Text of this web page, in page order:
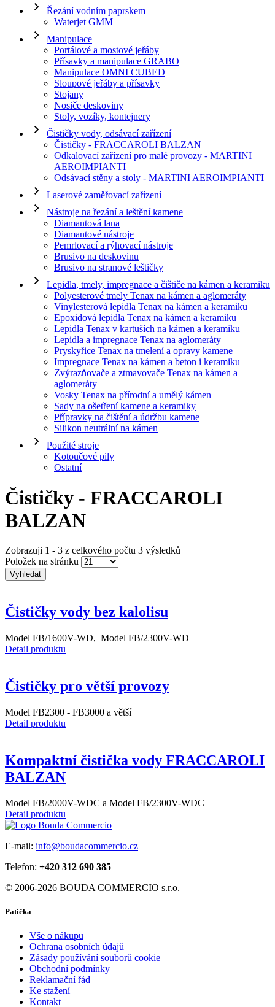
Řezání vodním paprskem
Waterjet GMM
Manipulace
Portálové a mostové jeřáby
Přísavky a manipulace GRABO
Manipulace OMNI CUBED
Sloupové jeřáby a přísavky
Stojany
Nosiče deskoviny
Stoly, vozíky, kontejnery
Čističky vody, odsávací zařízení
Čističky - FRACCAROLI BALZAN
Odkalovací zařízení pro malé provozy - MARTINI
AEROIMPIANTI
Odsávací stěny a stoly - MARTINI AEROIMPIANTI
Laserové zaměřovací zařízení
Nástroje na řezání a leštění kamene
Diamantová lana
Diamantové nástroje
Pemrlovací a rýhovací nástroje
Brusivo na deskovinu
Brusivo na stranové leštičky
Lepidla, tmely, impregnace a čištiče na kámen a keramiku
Polyesterové tmely Tenax na kámen a aglomeráty
Vinylesterová lepidla Tenax na kámen a keramiku
Epoxidová lepidla Tenax na kámen a keramiku
Lepidla Tenax v kartuších na kámen a keramiku
Lepidla a impregnace Tenax na aglomeráty
Pryskyřice Tenax na tmelení a opravy kamene
Impregnace Tenax na kámen a beton i keramiku
Zvýrazňovače a ztmavovače Tenax na kámen a
aglomeráty
Vosky Tenax na přírodní a umělý kámen
Sady na ošetření kamene a keramiky
Přípravky na čištění a údržbu kamene
Silikon neutrální na kámen
Použité stroje
Kotoučové pily
Ostatní
Čističky - FRACCAROLI
BALZAN
Zobrazuji 1 - 3 z celkového počtu 3 výsledků
Položek na stránku
Čističky vody bez kalolisu
Model FB/1600V-WD, Model FB/2300V-WD
Detail produktu
Čističky pro větší provozy
Model FB2300 - FB3000 a větší
Detail produktu
Kompaktní čistička vody FRACCAROLI
BALZAN
Model FB/2000V-WDC a Model FB/2300V-WDC
Detail produktu
E-mail: info@boudacommercio.cz
Telefon: +420 312 690 385
© 2006-2026 BOUDA COMMERCIO s.r.o.
Patička
Vše o nákupu
Ochrana osobních údajů
Zásady používání souborů cookie
Obchodní podmínky
Reklamační řád
Ke stažení
Kontakt